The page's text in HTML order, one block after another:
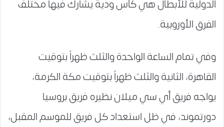
الدولية للأبطال هي كأس ودية يشارك فيها مختلف
الفرق الأوروبية.
وفي تمام الساعة الواحدة والثلث ظهراً بتوقيت
القاهرة، الثانية والثلث ظهراً بتوقيت مكة الكرمة،
يواجه فريق أي سي ميلان نظيره فريق بروسيا
دورتموند، في ظل استعداد كل فريق للموسم المقبل،